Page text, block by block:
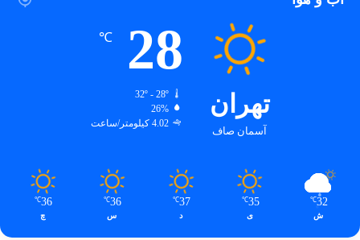
تهران
آسمان صاف
28
℃
32º - 28º
26%
4.02 کیلومتر/ساعت
32
℃
ش
35
℃
ی
37
℃
د
36
℃
س
36
℃
چ